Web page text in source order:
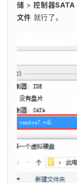
储 > 控制器SATA
文件 就行了。